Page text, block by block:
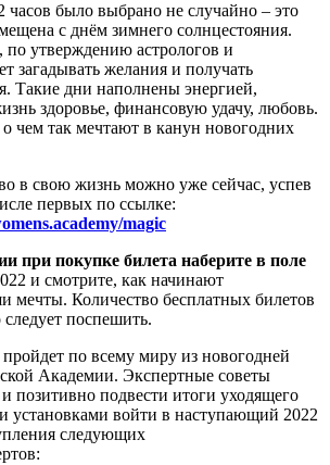
часов было выбрано не случайно – это
с днём зимнего солнцестояния.
по утверждению астрологов и
загадывать желания и получать
Такие дни наполнены энергией,
здоровье, финансовую удачу, любовь.
чем так мечтают в канун новогодних
в свою жизнь можно уже сейчас, успев
первых по ссылке:
magic
при покупке билета наберите в поле
и смотрите, как начинают
мечты. Количество бесплатных билетов
поспешить.
по всему миру из новогодней
Академии. Экспертные советы
позитивно подвести итоги уходящего
установками войти в наступающий 2022
следующих